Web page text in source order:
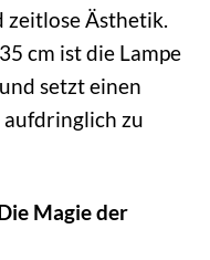
zeitlose Ästhetik.
cm ist die Lampe
setzt einen
zu
Magie der